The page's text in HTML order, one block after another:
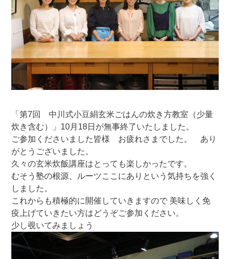
「第7回 中川式小豆絹玄米ごはんの炊き方教室（少量
炊き含む）」10月18日が無事終了いたしました。
ご参加くださいました皆様 お疲れさまでした。 あり
がとうございました。
久々の玄米炊飯講座はとっても楽しかったです。
むそう塾の根源、ルーツここにありという気持ちを強く
しました。
これからも積極的に開催していきますので 美味しく免
疫上げていきたい方はどうぞご参加ください。
少し覗いてみましょう